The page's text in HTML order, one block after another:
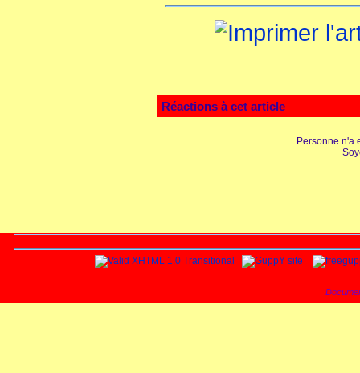
Réactions à cet article
Personne n'a